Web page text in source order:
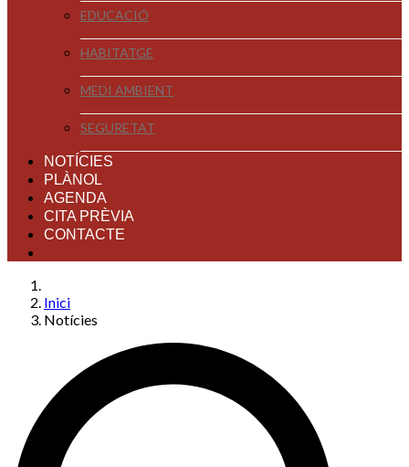
EDUCACIÓ
HABITATGE
MEDI AMBIENT
SEGURETAT
NOTÍCIES
PLÀNOL
AGENDA
CITA PRÈVIA
CONTACTE
Inici
Notícies